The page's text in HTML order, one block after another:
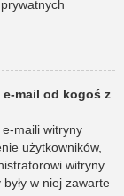
e-mail od kogoś z
maili witryny
użytkowników,
witryny
w niej zawarte